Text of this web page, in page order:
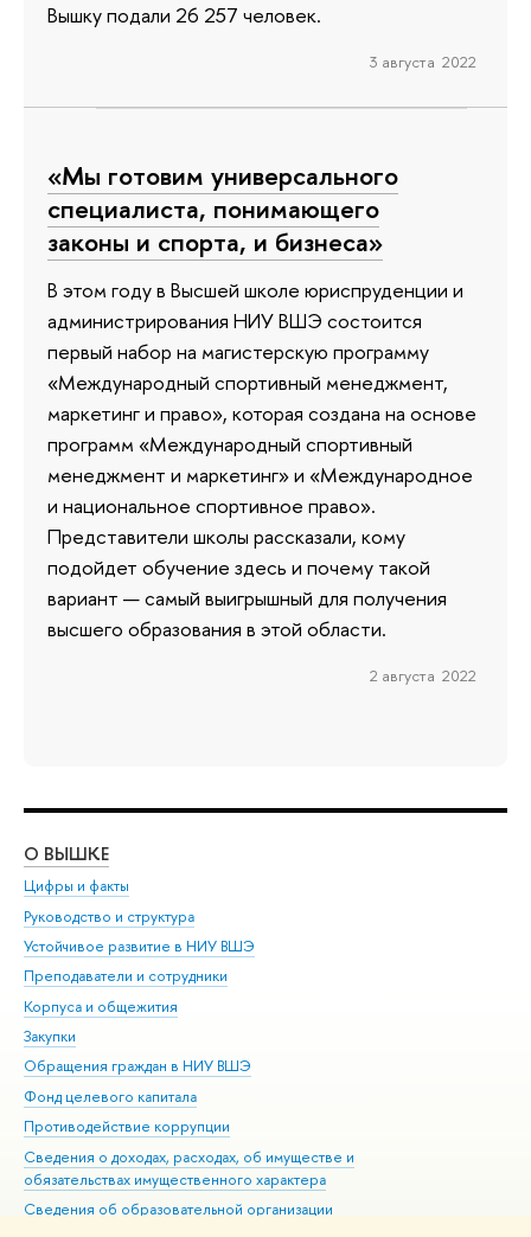
Вышку подали 26 257 человек.
3 августа 2022
«Мы готовим универсального
специалиста, понимающего
законы и спорта, и бизнеса»
В этом году в Высшей школе юриспруденции и
администрирования НИУ ВШЭ состоится
первый набор на магистерскую программу
«Международный спортивный менеджмент,
маркетинг и право», которая создана на основе
программ «Международный спортивный
менеджмент и маркетинг» и «Международное
и национальное спортивное право».
Представители школы рассказали, кому
подойдет обучение здесь и почему такой
вариант — самый выигрышный для получения
высшего образования в этой области.
2 августа 2022
О ВЫШКЕ
Цифры и факты
Руководство и структура
Устойчивое развитие в НИУ ВШЭ
Преподаватели и сотрудники
Корпуса и общежития
Закупки
Обращения граждан в НИУ ВШЭ
Фонд целевого капитала
Противодействие коррупции
Сведения о доходах, расходах, об имуществе и
обязательствах имущественного характера
Сведения об образовательной организации